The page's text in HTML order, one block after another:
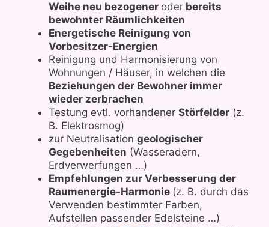
Weihe neu bezogener oder bereits
bewohnter Räumlichkeiten
Energetische Reinigung von
Vorbesitzer-Energien
Reinigung und Harmonisierung von
Wohnungen / Häuser, in welchen die
Beziehungen der Bewohner immer
wieder zerbrachen
Testung evtl. vorhandener Störfelder (z.
B. Elektrosmog)
zur Neutralisation geologischer
Gegebenheiten (Wasseradern,
Erdverwerfungen …)
Empfehlungen zur Verbesserung der
Raumenergie-Harmonie (z. B. durch das
Verwenden bestimmter Farben,
Aufstellen passender Edelsteine …)